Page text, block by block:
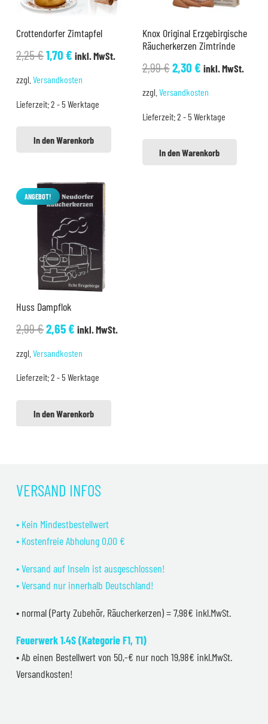
Crottendorfer Zimtapfel
2,25€Ursprünglicher
2,25 €
1,70€Aktueller
1,70 €.
inkl. MwSt.
zzgl. Versandkosten
Lieferzeit:2 - 5 Werktage
In den Warenkorb
Knox Original Erzgebirgische
Räucherkerzen Zimtrinde
2,99€Ursprünglicher
2,99 €
2,30€Aktueller
2,30 €.
inkl. MwSt.
zzgl. Versandkosten
Lieferzeit:2 - 5 Werktage
In den Warenkorb
ANGEBOT!
Huss Dampflok
2,99€Ursprünglicher
2,99 €
2,65€Aktueller
2,65 €.
inkl. MwSt.
zzgl. Versandkosten
Lieferzeit:2 - 5 Werktage
In den Warenkorb
VERSAND INFOS
• Kein Mindestbestellwert
• Kostenfreie Abholung 0,00 €
• Versand auf Inseln ist ausgeschlossen!
• Versand nur innerhalb Deutschland!
• normal (Party Zubehör, Räucherkerzen) = 7,98€ inkl.MwSt.
Feuerwerk 1.4S (Kategorie F1, T1)
• Ab einen Bestellwert von 50,-€ nur noch 19,98€ inkl.MwSt.
Versandkosten!